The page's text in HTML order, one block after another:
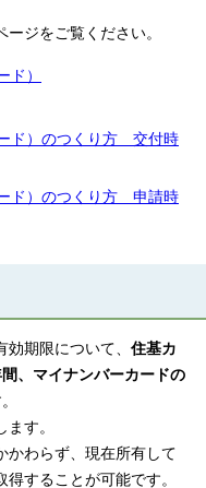
ジをご覧ください。
ド）
ド）のつくり方 交付時
ド）のつくり方 申請時
期限について、 住基カ
、マイナンバーカードの
す。
かわらず、現在所有して
することが可能です。